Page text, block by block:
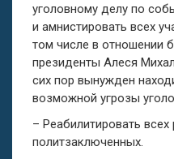
уголовному делу по
и амнистировать всех
том числе в отношении
президенты Алеся
сих пор вынужден
возможной угрозы
– Реабилитировать
политзаключенных.